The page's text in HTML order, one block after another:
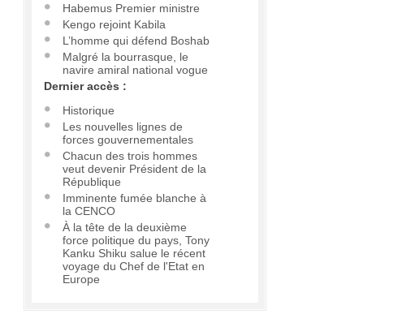
Habemus Premier ministre
Kengo rejoint Kabila
L’homme qui défend Boshab
Malgré la bourrasque, le
navire amiral national vogue
Dernier accès :
Historique
Les nouvelles lignes de
forces gouvernementales
Chacun des trois hommes
veut devenir Président de la
République
Imminente fumée blanche à
la CENCO
À la tête de la deuxième
force politique du pays, Tony
Kanku Shiku salue le récent
voyage du Chef de l'Etat en
Europe